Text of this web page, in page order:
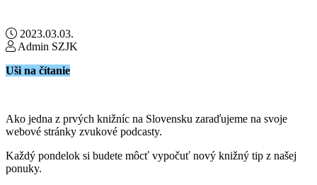
2023.03.03.
Admin SZJK
Uši na čítanie
Ako jedna z prvých knižníc na Slovensku zaraďujeme na svoje
webové stránky zvukové podcasty.
Každý pondelok si budete môcť vypočuť nový knižný tip z našej
ponuky.